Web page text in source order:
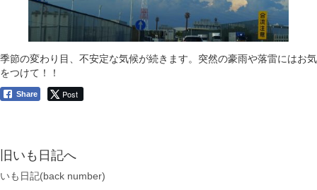
季節の変わり目、不安定な気候が続きます。突然の豪雨や落雷にはお気
をつけて！！
Share Post
旧いも日記へ
いも日記(back number)